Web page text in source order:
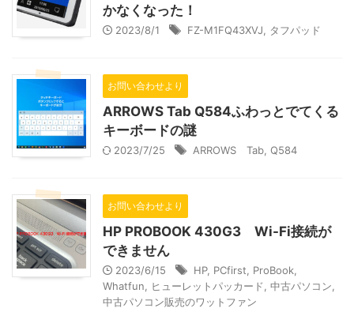
かなくなった！
2023/8/1 FZ-M1FQ43XVJ タフパッド
お問い合わせより
ARROWS Tab Q584ふわっとでてくる
キーボードの謎
2023/7/25 ARROWS Tab Q584
お問い合わせより
HP PROBOOK 430G3 Wi-Fi接続が
できません
2023/6/15 HP, PCfirst ProBook
Whatfun
ヒューレットパッカード 中古パソコン
中古パソコン販売のワットファン